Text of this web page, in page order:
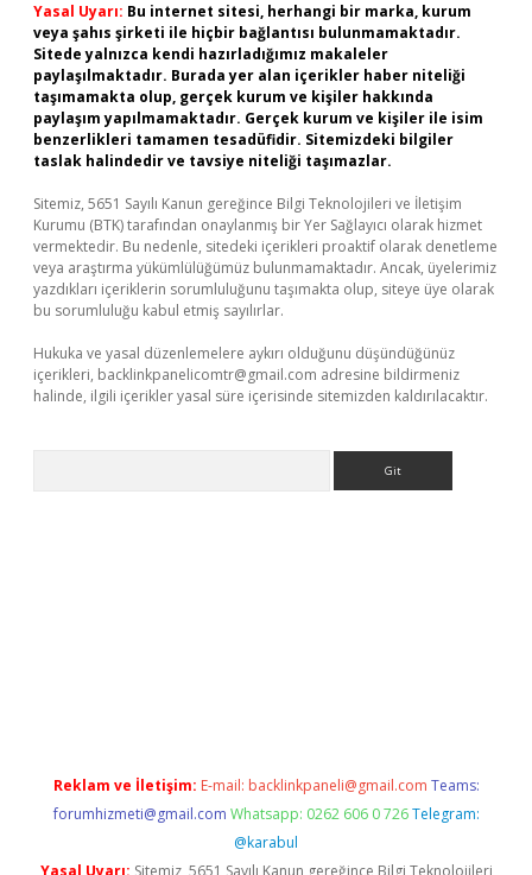
Yasal Uyarı: Bu internet sitesi, herhangi bir marka, kurum
veya şahıs şirketi ile hiçbir bağlantısı bulunmamaktadır.
Sitede yalnızca kendi hazırladığımız makaleler
paylaşılmaktadır. Burada yer alan içerikler haber niteliği
taşımamakta olup, gerçek kurum ve kişiler hakkında
paylaşım yapılmamaktadır. Gerçek kurum ve kişiler ile isim
benzerlikleri tamamen tesadüfidir. Sitemizdeki bilgiler
taslak halindedir ve tavsiye niteliği taşımazlar.
Sitemiz, 5651 Sayılı Kanun gereğince Bilgi Teknolojileri ve İletişim
Kurumu (BTK) tarafından onaylanmış bir Yer Sağlayıcı olarak hizmet
vermektedir. Bu nedenle, sitedeki içerikleri proaktif olarak denetleme
veya araştırma yükümlülüğümüz bulunmamaktadır. Ancak, üyelerimiz
yazdıkları içeriklerin sorumluluğunu taşımakta olup, siteye üye olarak
bu sorumluluğu kabul etmiş sayılırlar.
Hukuka ve yasal düzenlemelere aykırı olduğunu düşündüğünüz
içerikleri, backlinkpanelicomtr@gmail.com adresine bildirmeniz
halinde, ilgili içerikler yasal süre içerisinde sitemizden kaldırılacaktır.
Reklam ve İletişim: E-mail: backlinkpaneli@gmail.com Teams:
forumhizmeti@gmail.com Whatsapp: 0262 606 0 726 Telegram:
@karabul
Yasal Uyarı: Sitemiz, 5651 Sayılı Kanun gereğince Bilgi Teknolojileri